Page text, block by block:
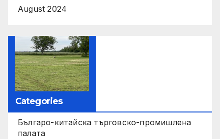
August 2024
Categories
Българо-китайска търговско-промишлена
палата